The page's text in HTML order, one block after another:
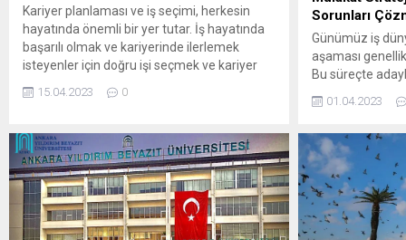
Kariyer planlaması ve iş seçimi, herkesin
hayatında önemli bir yer tutar. İş hayatında
başarılı olmak ve kariyerinde ilerlemek
isteyenler için doğru işi seçmek ve kariyer
önemlidir. Bu süreçte, kişinin ilgi alanları,
değerleri dikkate alınarak doğru bir yol
haritası çizilmesi gerekmektedir. Ayrıca, iş...
15.04.2023 0
Sorunları
Günümüz iş
aşaması
Bu süreçte
iyi şekilde ifade
sıklıkla ortaya
olmalarını
mülakatlarda
stratejileri...
01.04.2023